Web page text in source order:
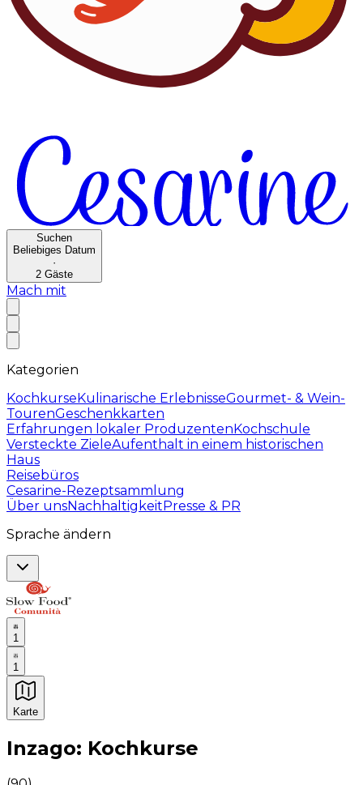
Suchen
Beliebiges Datum
·
2 Gäste
Mach mit
Kategorien
KochkurseKulinarische ErlebnisseGourmet- & Wein-
TourenGeschenkkarten
Erfahrungen lokaler ProduzentenKochschule
Versteckte ZieleAufenthalt in einem historischen
Haus
Reisebüros
Cesarine-Rezeptsammlung
Über unsNachhaltigkeitPresse & PR
Sprache ändern
1
1
Karte
Unvergessliche kulinarische Erlebnisse:
Inzago: Kochkurse